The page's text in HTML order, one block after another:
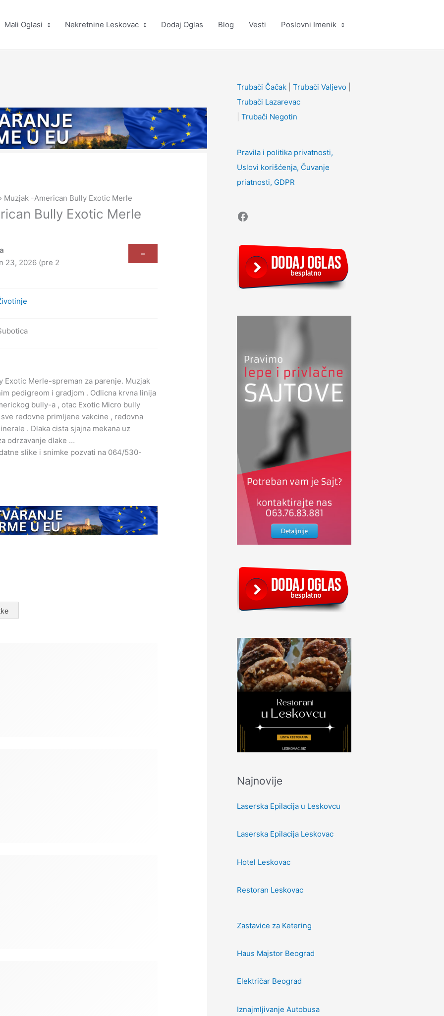
Mali Oglasi Nekretnine Leskovac Dodaj Oglas Blog Vesti Poslovni Imenik
Muzjak -American Bully Exotic Merle
Bully Exotic Merle
23, 2026 (pre 2
-
Exotic Merle-spreman za parenje. Muzjak
pedigreom i gradjom . Odlicna krvna linija
bully-a , otac Exotic Micro bully
redovne primljene vakcine , redovna
. Dlaka cista sjajna mekana uz
odrzavanje dlake …
slike i snimke pozvati na 064/530-
Trubači Čačak Trubači Valjevo
Trubači Lazarevac
Trubači Negotin
Pravila i politika privatnosti,
Uslovi korišćenja, Čuvanje
priatnosti, GDPR
Najnovije
Laserska Epilacija u Leskovcu
Laserska Epilacija Leskovac
Hotel Leskovac
Restoran Leskovac
Zastavice za Ketering
Haus Majstor Beograd
Električar Beograd
Iznajmljivanje Autobusa